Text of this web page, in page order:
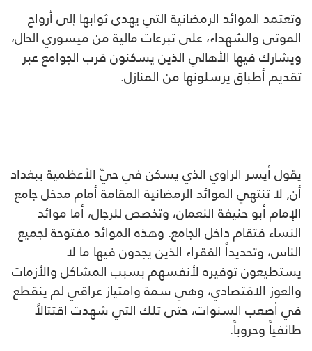
وتعتمد الموائد الرمضانية التي يهدى ثوابها إلى أرواح
الموتى والشهداء، على تبرعات مالية من ميسوري الحال،
ويشارك فيها الأهالي الذين يسكنون قرب الجوامع عبر
تقديم أطباق يرسلونها من المنازل.
يقول أيسر الراوي الذي يسكن في حيّ الأعظمية ببغداد
أن, لا تنتهي الموائد الرمضانية المقامة أمام مدخل جامع
الإمام أبو حنيفة النعمان، وتخصص للرجال، أما موائد
النساء فتقام داخل الجامع. وهذه الموائد مفتوحة لجميع
الناس، وتحديداً الفقراء الذين يجدون فيها ما لا
يستطيعون توفيره لأنفسهم بسبب المشاكل والأزمات
والعوز الاقتصادي، وهي سمة وامتياز عراقي لم ينقطع
في أصعب السنوات، حتى تلك التي شهدت اقتتالاً
طائفياً وحروباً.